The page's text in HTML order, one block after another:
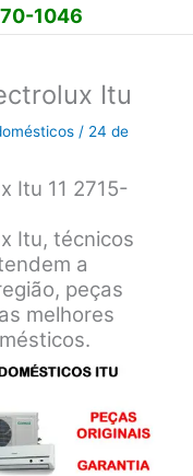
1046
Itu
/ 24 de
Itu 11 2715-
Itu, técnicos
a
peças
melhores